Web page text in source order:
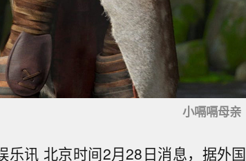
小嗝嗝母亲
乐讯 北京时间2月28日消息，据外